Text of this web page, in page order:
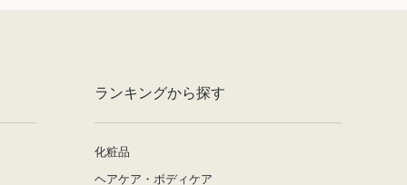
ランキングから探す
化粧品
ヘアケア・ボディケア